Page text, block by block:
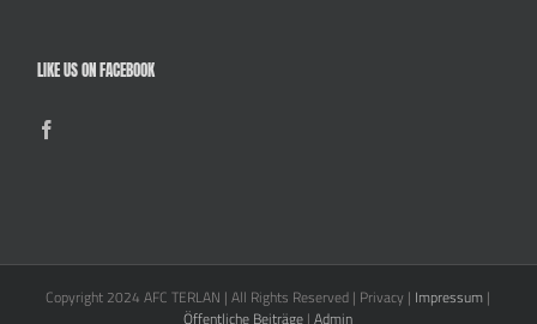
LIKE US ON FACEBOOK
Copyright 2024 AFC TERLAN | All Rights Reserved | Privacy | Impressum |
Öffentliche Beiträge |Admin